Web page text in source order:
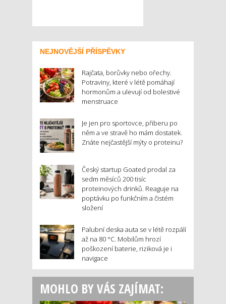
NEJNOVĚJŠÍ PŘÍSPĚVKY
Rajčata, borůvky nebo ořechy.
Potraviny, které v létě pomáhají
hormonům a ulevují od bolestivé
menstruace
Je jen pro sportovce, přiberu po
něm a ve stravě ho mám dostatek.
Znáte nejčastější mýty o proteinu?
Český startup Goated prodal za
sedm měsíců 200 tisíc
proteinových drinků. Reaguje na
poptávku po funkčním a čistém
složení
Palubní deska auta se v létě rozpálí
až na 80 °C. Mobilům hrozí
poškození baterie, riziková je i
navigace
MOHLO BY VÁS ZAJÍMAT: